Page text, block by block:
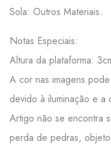
Sola: Outros Materiais.
Notas Especiais:
Altura da plataforma:
A cor nas imagens
devido à iluminação e a
Artigo não se encontra
perda de pedras,